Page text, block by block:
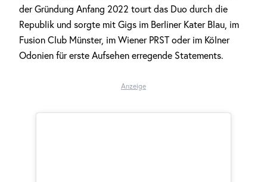
der Gründung Anfang 2022 tourt das Duo durch die
Republik und sorgte mit Gigs im Berliner Kater Blau, im
Fusion Club Münster, im Wiener PRST oder im Kölner
Odonien für erste Aufsehen erregende Statements.
Anzeige